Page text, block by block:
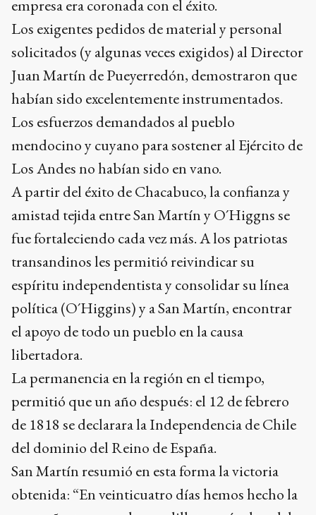
empresa era coronada con el éxito.
Los exigentes pedidos de material y personal
solicitados (y algunas veces exigidos) al Director
Juan Martín de Pueyerredón, demostraron que
habían sido excelentemente instrumentados.
Los esfuerzos demandados al pueblo
mendocino y cuyano para sostener al Ejército de
Los Andes no habían sido en vano.
A partir del éxito de Chacabuco, la confianza y
amistad tejida entre San Martín y O´Higgns se
fue fortaleciendo cada vez más. A los patriotas
transandinos les permitió reivindicar su
espíritu independentista y consolidar su línea
política (O´Higgins) y a San Martín, encontrar
el apoyo de todo un pueblo en la causa
libertadora.
La permanencia en la región en el tiempo,
permitió que un año después: el 12 de febrero
de 1818 se declarara la Independencia de Chile
del dominio del Reino de España.
San Martín resumió en esta forma la victoria
obtenida: “En veinticuatro días hemos hecho la